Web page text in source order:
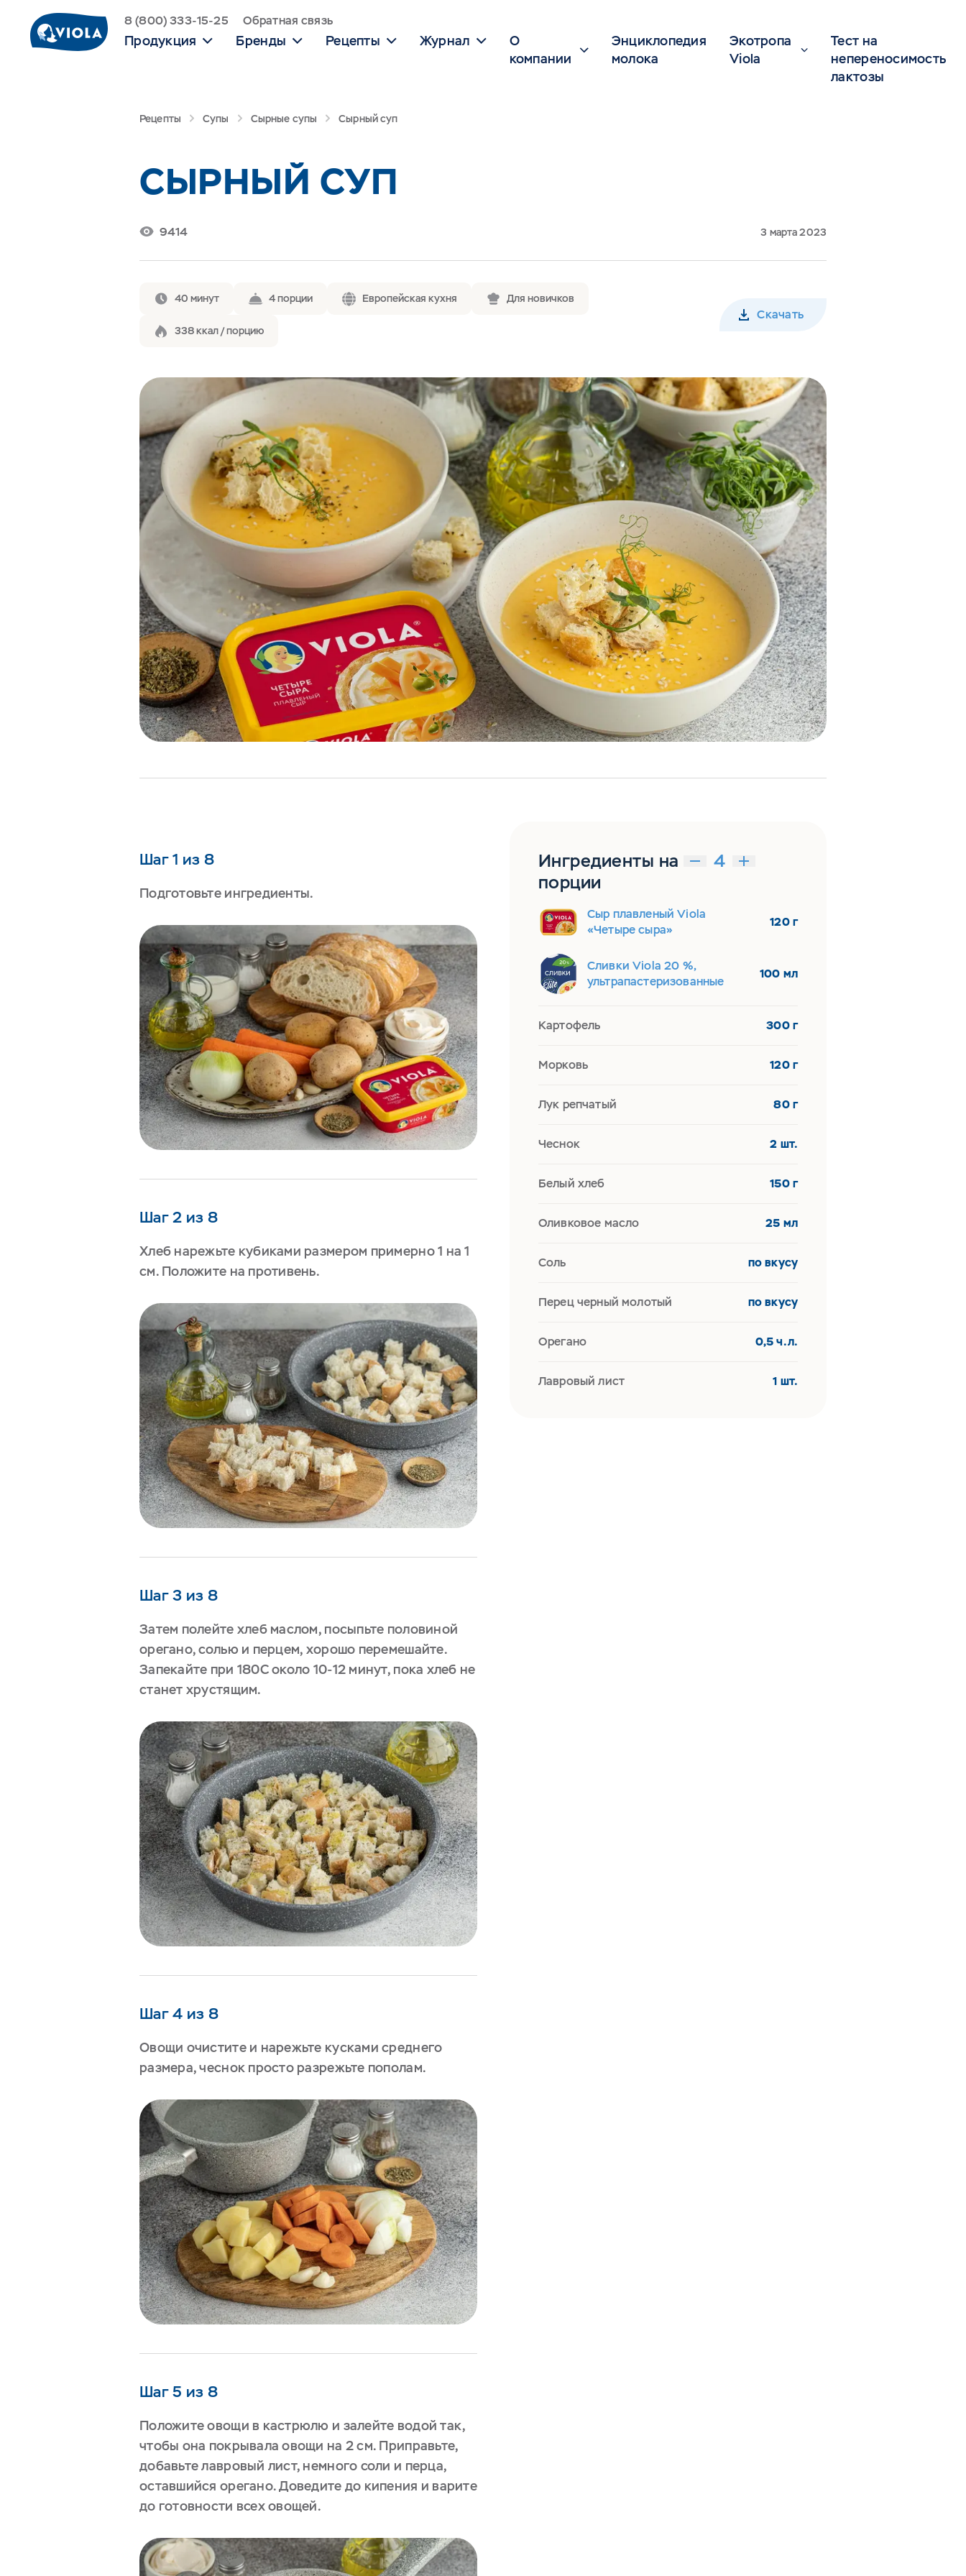
8 (800) 333-15-25 Обратная связь
Продукция Бренды Рецепты Журнал
О
компании
Энциклопедия
молока
Экотропа
Viola
Тест на
непереносимость
лактозы
Рецепты Супы Сырные супы Сырный суп
СЫРНЫЙ СУП
9414 3 марта 2023
40 минут 4 порции Европейская кухня Для новичков
338 ккал / порцию
Скачать
Шаг 1 из 8
Подготовьте ингредиенты.
Шаг 2 из 8
Хлеб нарежьте кубиками размером примерно 1 на 1
см. Положите на противень.
Шаг 3 из 8
Затем полейте хлеб маслом, посыпьте половиной
орегано, солью и перцем, хорошо перемешайте.
Запекайте при 180С около 10-12 минут, пока хлеб не
станет хрустящим.
Шаг 4 из 8
Овощи очистите и нарежьте кусками среднего
размера, чеснок просто разрежьте пополам.
Шаг 5 из 8
Положите овощи в кастрюлю и залейте водой так,
чтобы она покрывала овощи на 2 см. Приправьте,
добавьте лавровый лист, немного соли и перца,
оставшийся орегано. Доведите до кипения и варите
до готовности всех овощей.
Ингредиенты на
порции
Сыр плавленый Viola
«Четыре сыра»
120 г
Сливки Viola 20 %,
ультрапастеризованные
100 мл
Картофель 300 г
Морковь 120 г
Лук репчатый 80 г
Чеснок 2 шт.
Белый хлеб 150 г
Оливковое масло 25 мл
Соль по вкусу
Перец черный молотый по вкусу
Орегано 0,5 ч.л.
Лавровый лист 1 шт.